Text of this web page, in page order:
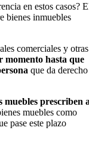
en estos casos?
bienes inmuebles
comerciales y otras
momento hasta que
que da derecho
muebles prescriben
muebles como
pase este plazo